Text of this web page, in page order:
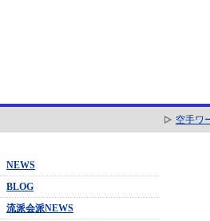
空手ワ
NEWS
BLOG
流派会派NEWS